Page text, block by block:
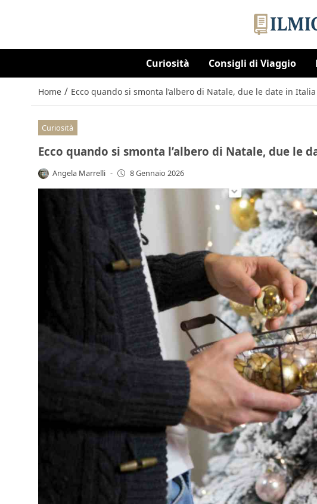
Curiosità Consigli di Viaggio
Home / Ecco quando si smonta l’albero di Natale, due le date in
Curiosità
Ecco quando si smonta l’albero di Natale, due le
Angela Marrelli - 8 Gennaio 2026